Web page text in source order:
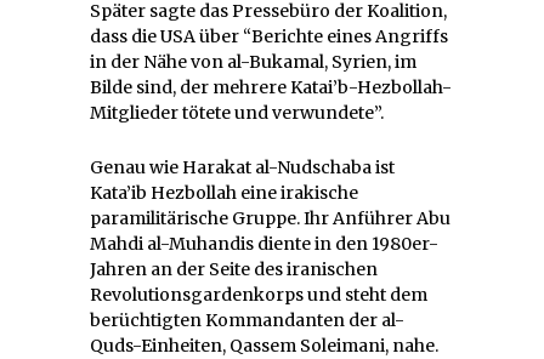
Später sagte das Pressebüro der Koalition,
dass die USA über “Berichte eines Angriffs
in der Nähe von al-Bukamal, Syrien, im
Bilde sind, der mehrere Katai’b-Hezbollah-
Mitglieder tötete und verwundete”.
Genau wie Harakat al-Nudschaba ist
Kata’ib Hezbollah eine irakische
paramilitärische Gruppe. Ihr Anführer Abu
Mahdi al-Muhandis diente in den 1980er-
Jahren an der Seite des iranischen
Revolutionsgardenkorps und steht dem
berüchtigten Kommandanten der al-
Quds-Einheiten, Qassem Soleimani, nahe.